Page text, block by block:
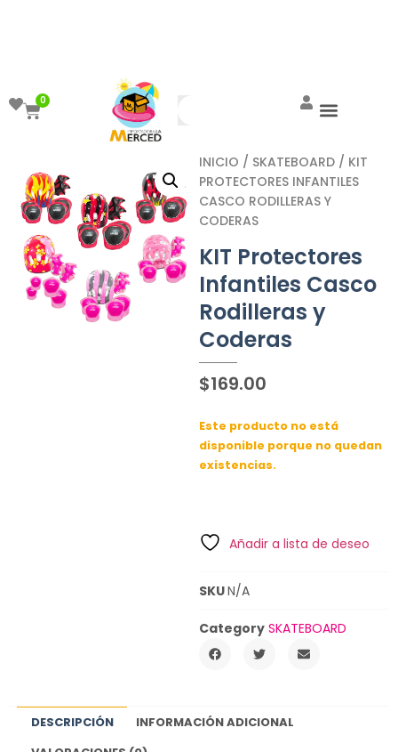
0
INICIO / SKATEBOARD / KIT
PROTECTORES INFANTILES
CASCO RODILLERAS Y
CODERAS
KIT Protectores
Infantiles Casco
Rodilleras y
Coderas
$169.00
Este producto no está
disponible porque no quedan
existencias.
Añadir a lista de deseo
SKUN/A
Category SKATEBOARD
DESCRIPCIÓN
INFORMACIÓN ADICIONAL